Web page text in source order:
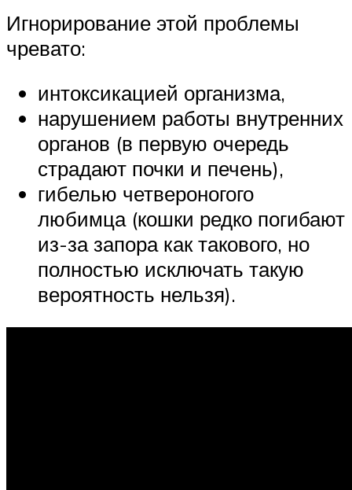
Игнорирование этой проблемы
чревато:
интоксикацией организма,
нарушением работы внутренних
органов (в первую очередь
страдают почки и печень),
гибелью четвероногого
любимца (кошки редко погибают
из-за запора как такового, но
полностью исключать такую
вероятность нельзя).